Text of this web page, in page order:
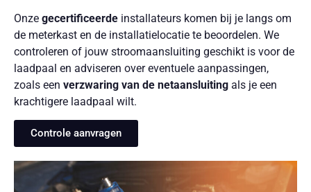
Onze gecertificeerde installateurs komen bij je langs om
de meterkast en de installatielocatie te beoordelen. We
controleren of jouw stroomaansluiting geschikt is voor de
laadpaal en adviseren over eventuele aanpassingen,
zoals een verzwaring van de netaansluiting als je een
krachtigere laadpaal wilt.
Controle aanvragen